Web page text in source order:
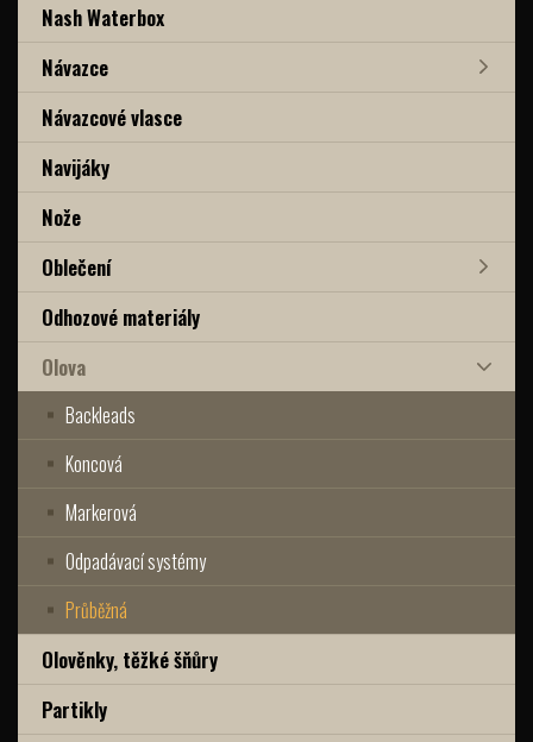
Nash Waterbox
Návazce
Návazcové vlasce
Navijáky
Nože
Oblečení
Odhozové materiály
Olova
Backleads
Koncová
Markerová
Odpadávací systémy
Průběžná
Olověnky, těžké šňůry
Partikly